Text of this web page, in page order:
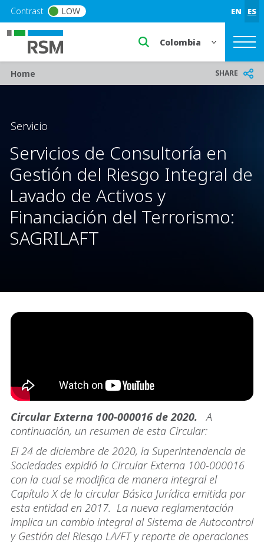
Skip to main content
Contrast LOW EN ES
Select a region or
Breadcrumb
Home SHARE
Servicio
Servicios de Consultoría en
Gestión del Riesgo Integral de
Lavado de Activos y
Financiación del Terrorismo:
SAGRILAFT
Circular Externa 100-000016 de 2020. A
continuación, un resumen de esta Circular:
El 24 de diciembre de 2020, la Superintendencia de
Sociedades expidió la Circular Externa 100-000016
con la cual se modifica de manera integral el
Capítulo X de la circular Básica Jurídica emitida por
esta entidad en 2017. La nueva reglamentación
implica un cambio integral al Sistema de Autocontrol
y Gestión del Riesgo LA/FT y reporte de operaciones